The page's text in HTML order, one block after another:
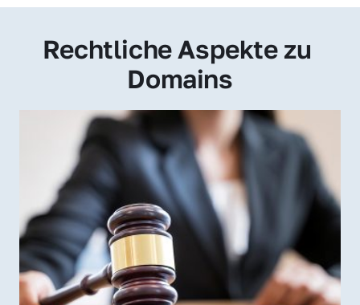
Rechtliche Aspekte zu
Domains